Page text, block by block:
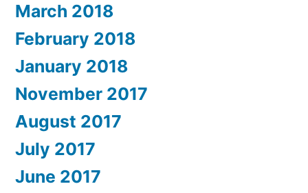
March 2018
February 2018
January 2018
November 2017
August 2017
July 2017
June 2017